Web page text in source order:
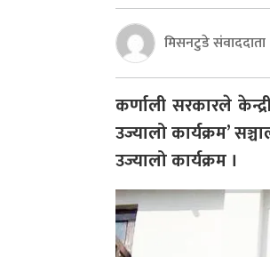
मिसनटुडे संवाददाता
कर्णाली सरकारले
उज्यालो कार्यक्रम’
उज्यालो कार्यक्रम ।